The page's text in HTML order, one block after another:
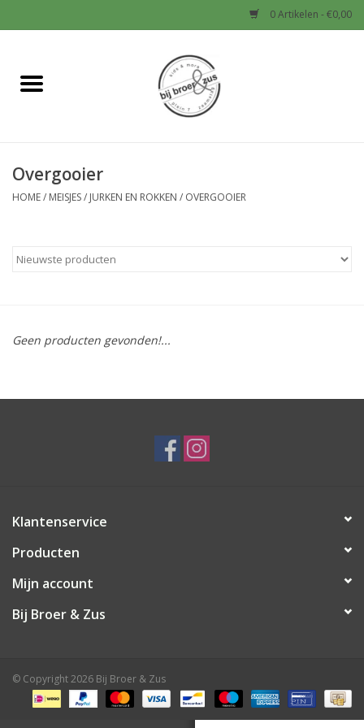
0 Artikelen - €0,00
Home
Baby
Meisjes
Schoenen en Tassen
Speelgoed
Overgooier
HOME/ MEISJES/ JURKEN EN ROKKEN / OVERGOOIER
Geen producten gevonden!...
Klantenservice
Producten
Mijn account
Bij Broer & Zus
© Copyright 2026 Bij Broer & Zus